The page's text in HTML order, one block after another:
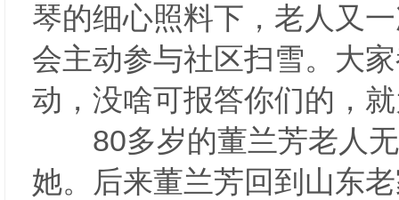
琴的细心照料下，老人又
会主动参与社区扫雪。大
动，没啥可报答你们的，
80多岁的董兰芳老人无
她。后来董兰芳回到山东